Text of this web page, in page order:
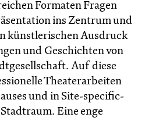
Formaten Fragen
ins Zentrum und
künstlerischen Ausdruck
und Geschichten von
Auf diese
Theaterarbeiten
und in Site-specific-
Eine enge